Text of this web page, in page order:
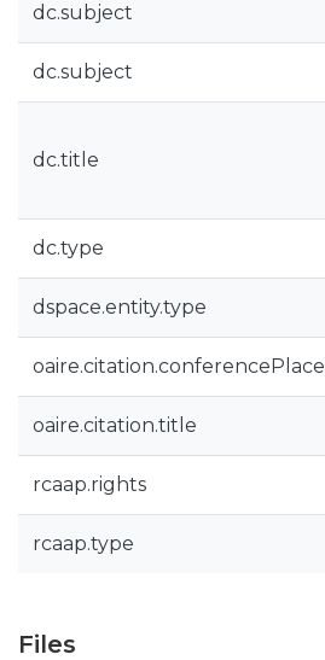
dc.subject
dc.subject
dc.title
dc.type
dspace.entity.type
oaire.citation.conferencePlace
oaire.citation.title
rcaap.rights
rcaap.type
Files